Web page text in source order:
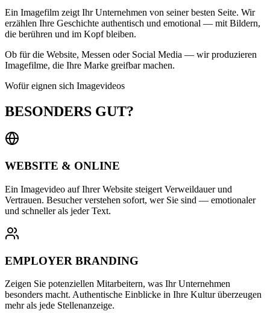
Ein Imagefilm zeigt Ihr Unternehmen von seiner besten Seite. Wir
erzählen Ihre Geschichte authentisch und emotional — mit Bildern,
die berühren und im Kopf bleiben.
Ob für die Website, Messen oder Social Media — wir produzieren
Imagefilme, die Ihre Marke greifbar machen.
Wofür eignen sich Imagevideos
BESONDERS GUT?
WEBSITE & ONLINE
Ein Imagevideo auf Ihrer Website steigert Verweildauer und
Vertrauen. Besucher verstehen sofort, wer Sie sind — emotionaler
und schneller als jeder Text.
EMPLOYER BRANDING
Zeigen Sie potenziellen Mitarbeitern, was Ihr Unternehmen
besonders macht. Authentische Einblicke in Ihre Kultur überzeugen
mehr als jede Stellenanzeige.